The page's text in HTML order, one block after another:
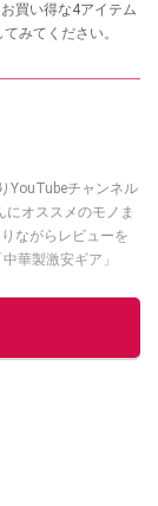
買い得な4アイテム
みてください。
YouTubeチャンネル
にオススメのモノま
ながらレビューを
華製激安ギア」
他の記事を読む